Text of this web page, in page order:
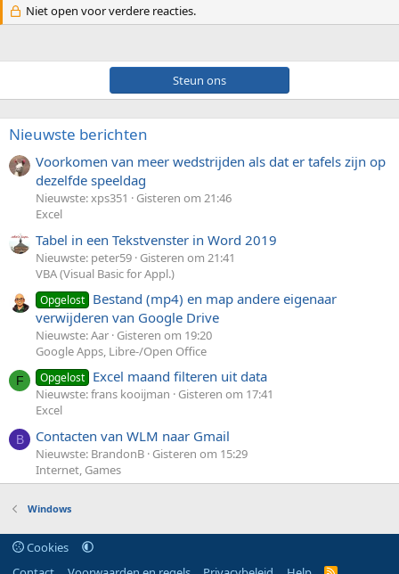
Niet open voor verdere reacties.
Steun ons
Nieuwste berichten
Voorkomen van meer wedstrijden als dat er tafels zijn op
dezelfde speeldag
Nieuwste: xps351
Gisteren om 21:46
Excel
Tabel in een Tekstvenster in Word 2019
Nieuwste: peter59 Gisteren om 21:41
VBA (Visual Basic for Appl.)
Opgelost Bestand (mp4) en map andere eigenaar
verwijderen van Google Drive
Nieuwste: Aar Gisteren om 19:20
Google Apps, Libre-/Open Office
F Opgelost Excel maand filteren uit data
Nieuwste: frans kooijman
Gisteren om 17:41
Excel
B Contacten van WLM naar Gmail
Nieuwste: BrandonB Gisteren om 15:29
Internet, Games
Windows
Cookies
R